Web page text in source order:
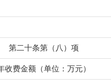
第二十条第（八）项
收费金额（单位：万元）